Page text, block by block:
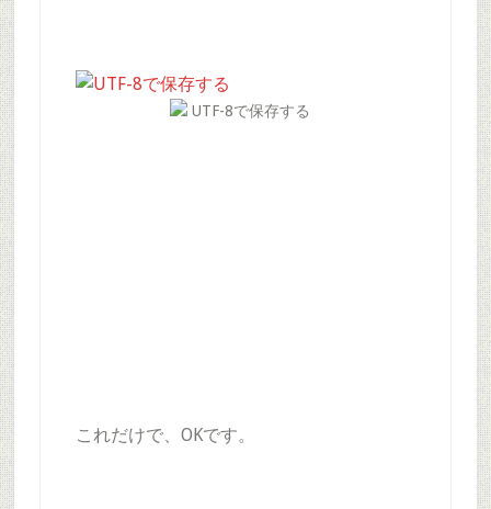
UTF-8で保存する
これだけで、OKです。